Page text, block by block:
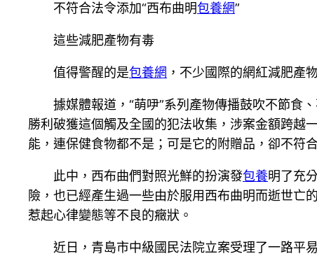
不符合法令添加“西布曲明包養網”
這些減肥產物有毒
值得警醒的是包養網 ，不少國際的網紅減肥產
據媒體報道，“萌吚”系列產物傳播鼓吹不節食、
勝利破獲這個觸及全國的犯法收集，涉案金額跨越
能，連保健食物都不是；可是它的附贈品，卻不符
此中，西布曲們對照光鮮的扮演發包養明了充
險，也已經產生過一些由於服用西布曲明而逝世亡
惹起心律變態等不良的癥狀。
近日，青島市中級國民法院立案受理了一路平易